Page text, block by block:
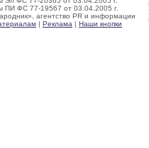
ПИ ФС 77-19567 от 03.04.2005 г.
агентство PR и информации
| Реклама | Наши кнопки